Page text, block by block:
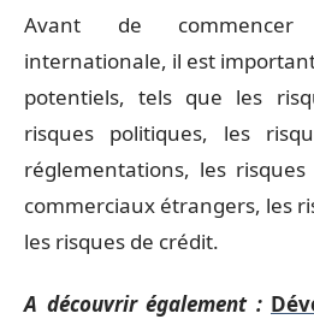
Avant de commencer
internationale, il est
potentiels, tels que les
risques politiques, les
réglementations, les
commerciaux étrangers, les
les risques de crédit.
A découvrir également :